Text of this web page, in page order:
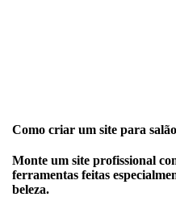
Como criar um site para
Monte um site profissional
ferramentas feitas
beleza.